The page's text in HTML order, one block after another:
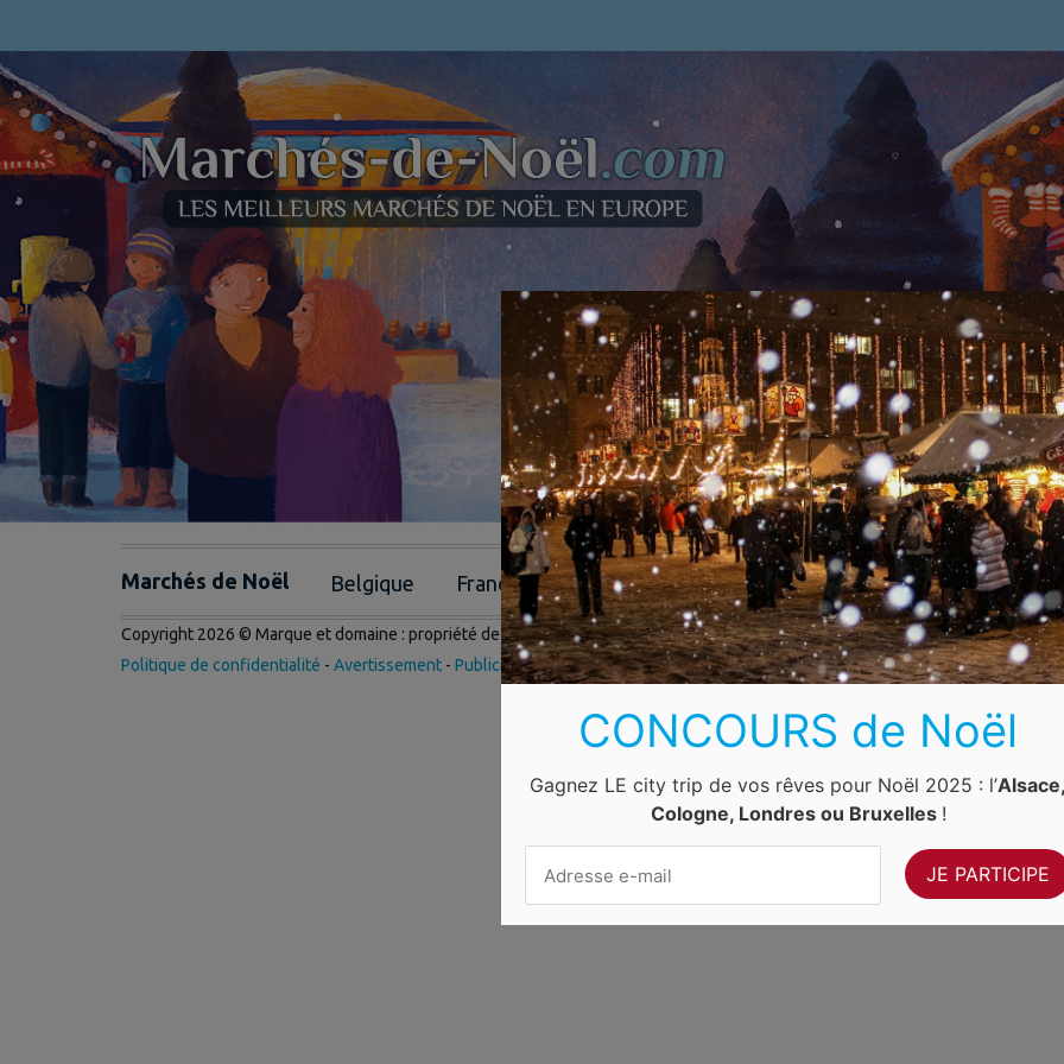
Marchés de Noël Belgique France Luxembourg Allemagne Pays-Bas Suisse
Copyright 2026 © Marque et domaine : propriété deInternet Ventures. Site web géré parVolo Media.
Politique de confidentialité - Avertissement - Publicité-Contact-Newsletter
CONCOURS de Noël
Gagnez LE city trip de vos rêves pour Noël 2025 : l’
Cologne, Londres ou Bruxelles !